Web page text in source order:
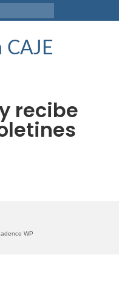
CAJE
recibe
WP